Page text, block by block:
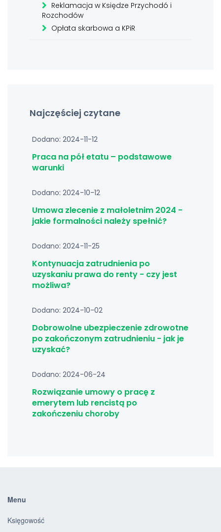
Reklamacja w Księdze Przychodó i
Rozchodów
Opłata skarbowa a KPiR
Najczęściej czytane
Dodano: 2024-11-12
Praca na pół etatu – podstawowe
warunki
Dodano: 2024-10-12
Umowa zlecenie z małoletnim 2024 -
jakie formalności należy spełnić?
Dodano: 2024-11-25
Kontynuacja zatrudnienia po
uzyskaniu prawa do renty - czy jest
możliwa?
Dodano: 2024-10-02
Dobrowolne ubezpieczenie zdrowotne
po zakończonym zatrudnieniu - jak je
uzyskać?
Dodano: 2024-06-24
Rozwiązanie umowy o pracę z
emerytem lub rencistą po
zakończeniu choroby
Menu
Księgowość